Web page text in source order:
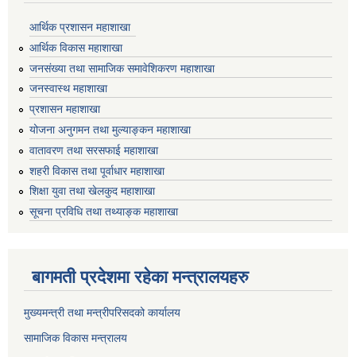
आर्थिक प्रशासन महाशाखा
आर्थिक विकास महाशाखा
जनसंख्या तथा सामाजिक समावेशिकरण महाशाखा
जनस्वास्थ महाशाखा
प्रशासन महाशाखा
योजना अनुगमन तथा मुल्याङ्कन महाशाखा
वातावरण तथा सरसफाई महाशाखा
शहरी विकास तथा पूर्वाधार महाशाखा
शिक्षा युवा तथा खेलकुद महाशाखा
सूचना प्रविधि तथा तथ्याङ्क महाशाखा
बागमती प्रदेशमा रहेका मन्त्रालयहरु
मुख्यमन्त्री तथा मन्त्रीपरिसदको कार्यालय
सामाजिक विकास मन्त्रालय